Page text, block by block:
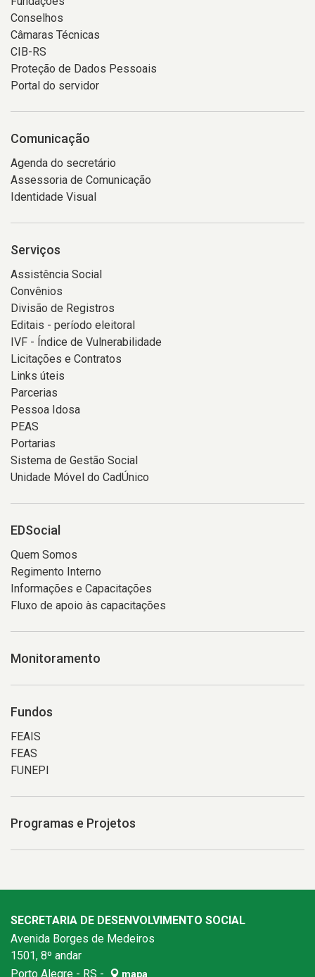
Conselhos
Câmaras Técnicas
CIB-RS
Proteção de Dados Pessoais
Portal do servidor
Comunicação
Agenda do secretário
Assessoria de Comunicação
Identidade Visual
Serviços
Assistência Social
Convênios
Divisão de Registros
Editais - período eleitoral
IVF - Índice de Vulnerabilidade
Licitações e Contratos
Links úteis
Parcerias
Pessoa Idosa
PEAS
Portarias
Sistema de Gestão Social
Unidade Móvel do CadÚnico
EDSocial
Quem Somos
Regimento Interno
Informações e Capacitações
Fluxo de apoio às capacitações
Monitoramento
Fundos
FEAIS
FEAS
FUNEPI
Programas e Projetos
SECRETARIA DE DESENVOLVIMENTO SOCIAL
Avenida Borges de Medeiros
1501, 8º andar
Porto Alegre - RS -
mapa